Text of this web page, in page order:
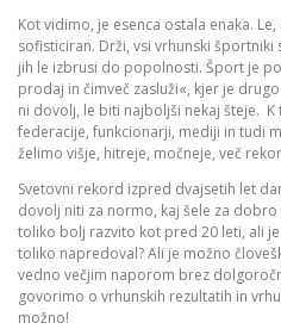
Kot vidimo, je esenca ostala enaka.
sofisticiran. Drži, vsi vrhunski
jih le izbrusi do popolnosti. Šport je
prodaj in čimveč zasluži«, kjer je
ni dovolj, le biti najboljši nekaj šteje.
federacije, funkcionarji, mediji in tudi
želimo višje, hitreje, močneje, več
Svetovni rekord izpred dvajsetih let
dovolj niti za normo, kaj šele za
toliko bolj razvito kot pred 20 leti, ali
toliko napredoval? Ali je možno
vedno večjim naporom brez
govorimo o vrhunskih rezultatih in
možno!